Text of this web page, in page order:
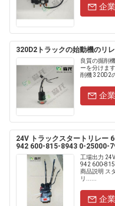
企
320D2トラックの始動機のリ
良質の掘削
ーを分けま
削機 320D2
企
24V トラックスタートリレ
942 600-815-8943 0-25000-
工場出力
942 600-
商品説明 ス
リ......
企